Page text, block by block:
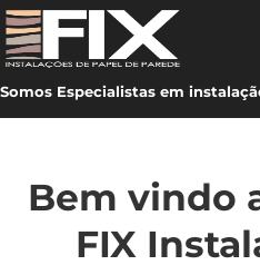
Somos Especialistas em
Bem vindo
FIX